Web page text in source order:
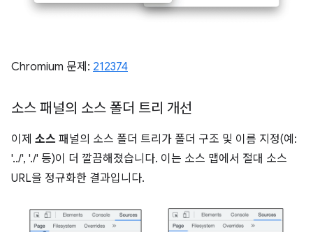
Chromium 문제: 212374
소스 패널의 소스 폴더 트리 개선
이제 소스 패널의 소스 폴더 트리가 폴더 구조 및 이름 지정(예:
'../', './' 등)이 더 깔끔해졌습니다. 이는 소스 맵에서 절대 소스
URL을 정규화한 결과입니다.